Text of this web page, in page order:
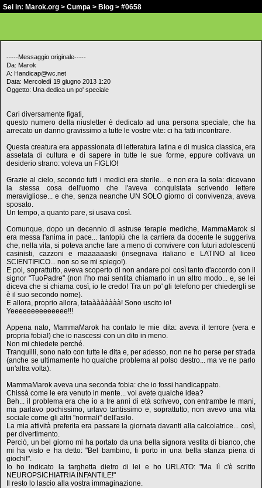
Sei in: Marok.org > Cumpa > Blog > #0658
-----Messaggio originale-----
Da: Marok
A: Handicap@wc.net
Data: Mercoledì 19 giugno 2013 1:20
Oggetto: Una dedica un po' speciale
Cari diversamente figati,
questo numero della niusletter è dedicato ad una persona speciale, che ha
arrecato un danno gravissimo a tutte le vostre vite: ci ha fatti incontrare.
Questa creatura era appassionata di letteratura latina e di musica classica, era
assetata di cultura e di sapere in tutte le sue forme, eppure coltivava un
desiderio strano: voleva un FIGLIO!
Grazie al cielo, secondo tutti i medici era sterile... e non era la sola: dicevano
la stessa cosa dell'uomo che l'aveva conquistata scrivendo lettere
meravigliose... e che, senza neanche UN SOLO giorno di convivenza, aveva
sposato.
Un tempo, a quanto pare, si usava così.
Comunque, dopo un decennio di astruse terapie mediche, MammaMarok si
era messa l'anima in pace... tantopiù che la carriera da docente le suggeriva
che, nella vita, si poteva anche fare a meno di convivere con futuri adolescenti
casinisti, cazzoni e maaaaaaski (insegnava italiano e LATINO al liceo
SCIENTIFICO... non so se mi spiego!).
E poi, soprattutto, aveva scoperto di non andare poi così tanto d'accordo con il
signor "TuoPadre" (non l'ho mai sentita chiamarlo in un altro modo... e, se lei
diceva che si chiama così, io le credo! Tra un po' gli telefono per chiedergli se
è il suo secondo nome).
E allora, proprio allora, tataààààààà! Sono uscito io!
Yeeeeeeeeeeeeee!!!
Appena nato, MammaMarok ha contato le mie dita: aveva il terrore (vera e
propria fobia!) che io nascessi con un dito in meno.
Non mi chiedete perché.
Tranquilli, sono nato con tutte le dita e, per adesso, non ne ho perse per strada
(anche se ultimamente ho qualche problema al polso destro... ma ve ne parlo
un'altra volta).
MammaMarok aveva una seconda fobia: che io fossi handicappato.
Chissà come le era venuto in mente... voi avete qualche idea?
Beh... il problema era che io a tre anni di età scrivevo, con entrambe le mani,
ma parlavo pochissimo, urlavo tantissimo e, soprattutto, non avevo una vita
sociale come gli altri "normali" dell'asilo.
La mia attività preferita era passare la giornata davanti alla calcolatrice... così,
per divertimento.
Perciò, un bel giorno mi ha portato da una bella signora vestita di bianco, che
mi ha visto e ha detto: "Bel bambino, ti porto in una bella stanza piena di
giochi!".
Io ho indicato la targhetta dietro di lei e ho URLATO: "Ma lì c'è scritto
NEUROPSICHIATRIA INFANTILE!"
Il resto lo lascio alla vostra immaginazione.